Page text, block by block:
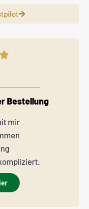
Bestellung
mir